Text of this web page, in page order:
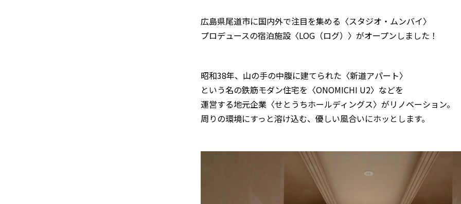
広島県尾道市に国内外で注目を集める〈スタジオ・ムンバイ〉
プロデュースの宿泊施設〈LOG（ログ）〉がオープンしました！
昭和38年、山の手の中腹に建てられた〈新道アパート〉
という名の鉄筋モダン住宅を〈ONOMICHI U2〉などを
運営する地元企業〈せとうちホールディングス〉がリノベーション。
周りの環境にすっと溶け込む、優しい風合いにホッとします。